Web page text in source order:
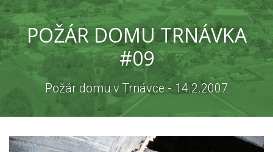
POŽÁR DOMU TRNÁVKA
#09
Požár domu v Trnávce - 14.2.2007